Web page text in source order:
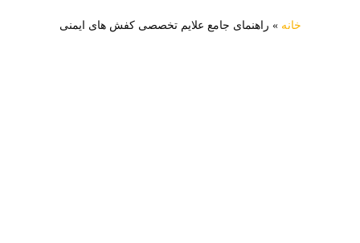
خانه » راهنمای جامع علایم تخصصی کفش های ایمنی